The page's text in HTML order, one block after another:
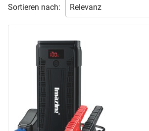
Verfügbarkeit
Sortieren nach: